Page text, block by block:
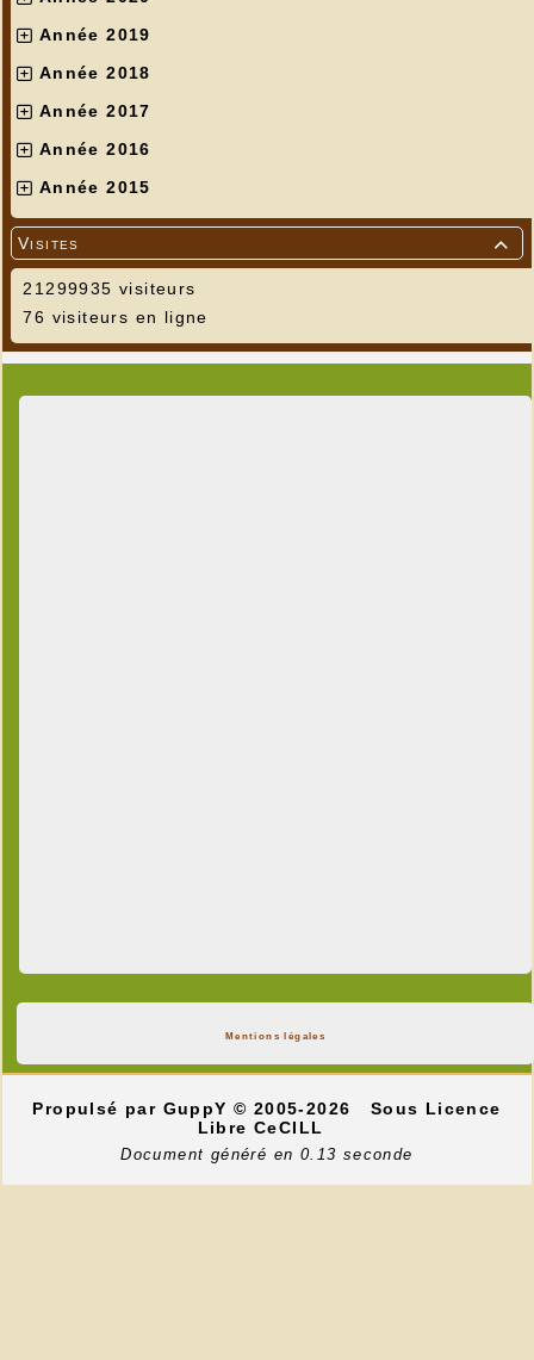
Année 2019
Année 2018
Année 2017
Année 2016
Année 2015

Visites
21299935 visiteurs
76 visiteurs en ligne
Mentions légales
Propulsé par GuppY© 2005-2026
Sous Licence
Libre CeCILL
Document généré en 0.13 seconde